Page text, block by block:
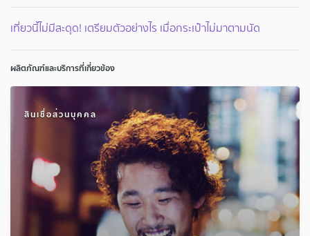
เที่ยวนี้ไม่มีสะดุด! เตรียมตัวอย่างไร เมื่อกระเป๋าไม่มาตามนัด
ผลิตภัณฑ์และบริการที่เกี่ยวข้อง
สินเชื่อส่วนบุคคล